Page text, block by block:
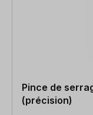
Pince de
(précision)